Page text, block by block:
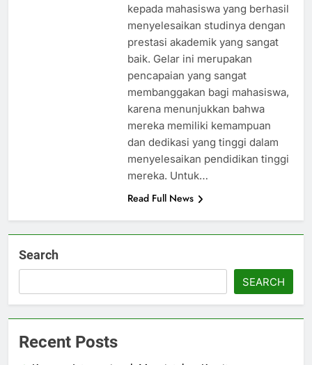
kepada mahasiswa yang berhasil
menyelesaikan studinya dengan
prestasi akademik yang sangat
baik. Gelar ini merupakan
pencapaian yang sangat
membanggakan bagi mahasiswa,
karena menunjukkan bahwa
mereka memiliki kemampuan
dan dedikasi yang tinggi dalam
menyelesaikan pendidikan tinggi
mereka. Untuk…
Read Full News
Search
SEARCH
Recent Posts